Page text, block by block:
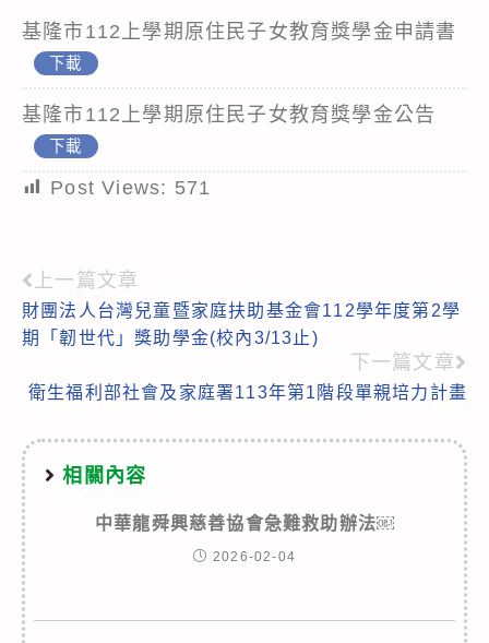
基隆市112上學期原住民子女教育獎學金申請書
下載
基隆市112上學期原住民子女教育獎學金公告
下載
Post Views: 571
Read
more
上一篇文章
財團法人台灣兒童暨家庭扶助基金會112學年度第2學
期「韌世代」獎助學金(校內3/13止)
下一篇文章
衛生福利部社會及家庭署113年第1階段單親培力計畫
相關內容
中華龍舜興慈善協會急難救助辦法￼
2026-02-04